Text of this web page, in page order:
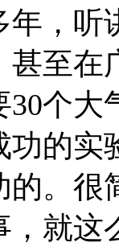
年，听
甚至在
个大
功的实
的。很
，就这